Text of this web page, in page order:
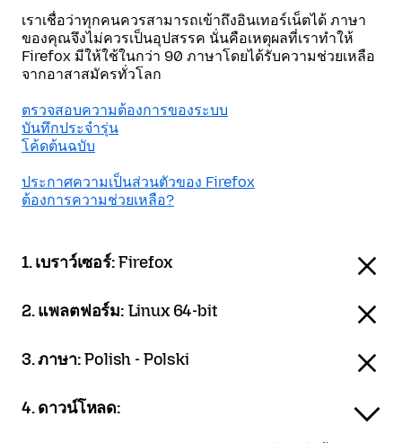
เราเชื่อว่าทุกคนควรสามารถเข้าถึงอินเทอร์เน็ตได้ ภาษา
ของคุณจึงไม่ควรเป็นอุปสรรค นั่นคือเหตุผลที่เราทำให้
Firefox มีให้ใช้ในกว่า 90 ภาษาโดยได้รับความช่วยเหลือ
จากอาสาสมัครทั่วโลก
ตรวจสอบความต้องการของระบบ
บันทึกประจำรุ่น
โค้ดต้นฉบับ
ประกาศความเป็นส่วนตัวของ Firefox
ต้องการความช่วยเหลือ?
1. เบราว์เซอร์:Firefox
2. แพลตฟอร์ม: Linux 64-bit
3. ภาษา:Polish - Polski
4. ดาวน์โหลด: